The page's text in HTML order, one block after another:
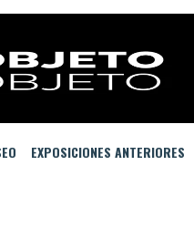
EXPOSICIONES ANTERIORES